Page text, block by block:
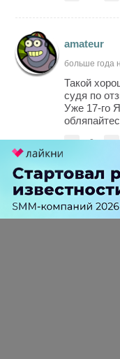
Есть па...
amateur
больше года
Такой
судя по
Уже 17-го
- 0 +